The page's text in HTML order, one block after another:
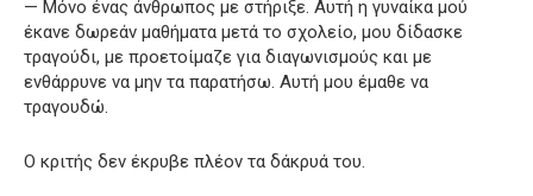
— Μόνο ένας άνθρωπος με στήριξε. Αυτή η γυναίκα μού
έκανε δωρεάν μαθήματα μετά το σχολείο, μου δίδασκε
τραγούδι, με προετοίμαζε για διαγωνισμούς και με
ενθάρρυνε να μην τα παρατήσω. Αυτή μου έμαθε να
τραγουδώ.
Ο κριτής δεν έκρυβε πλέον τα δάκρυά του.